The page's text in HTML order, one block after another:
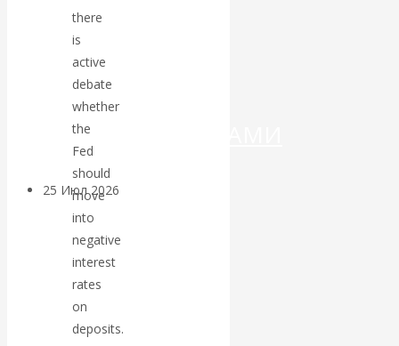
ДЕНЕГ»: КИТАЙ
ВЕДЁТ БОРЬБУ
КРИПТОВАЛЮТАМИ
25 Июл 2026
Валентин
КАтасонов.
Может ли
there
is
active
debate
whether
the
Fed
should
move
into
negative
interest
rates
on
deposits.